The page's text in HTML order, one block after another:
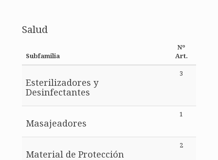
Salud
Subfamilia
Nº
Art.
Esterilizadores y
Desinfectantes
3
Masajeadores
1
Material de Protección
2